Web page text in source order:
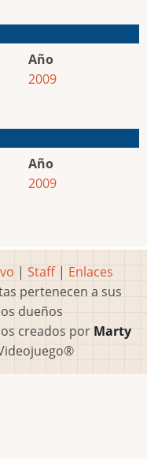
Año
2009
Año
2009
| Staff| Enlaces
pertenecen a sus
dueños
creados por Marty